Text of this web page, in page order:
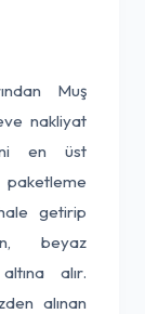
Muş
nakliyat
en üst
getirip
beyaz
alır.
alınan